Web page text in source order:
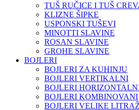
TUŠ RUČICE I TUŠ
KLIZNE ŠIPKE
USPONSKI TUŠEVI
MINOTTI SLAVINE
ROSAN SLAVINE
GROHE SLAVINE
BOJLERI
BOJLERI ZA KUHINJU
BOJLERI VERTIKALNI
BOJLERI
BOJLERI KOMBINOVANI
BOJLERI VELIKE